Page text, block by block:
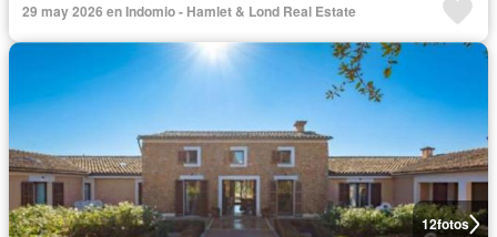
29 may 2026 en Indomio - Hamlet & Lond Real Estate
12fotos